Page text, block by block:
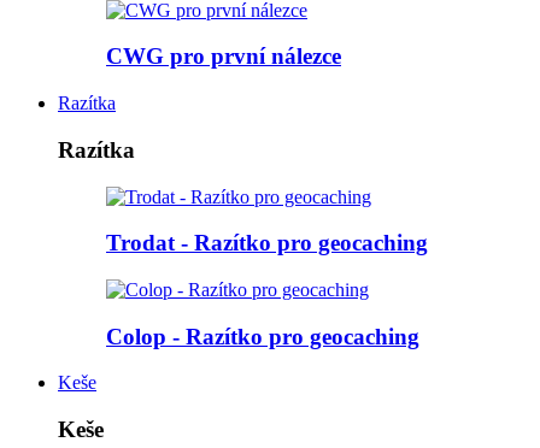
CWG pro první nálezce
Razítka
Razítka
Trodat - Razítko pro geocaching
Colop - Razítko pro geocaching
Keše
Keše